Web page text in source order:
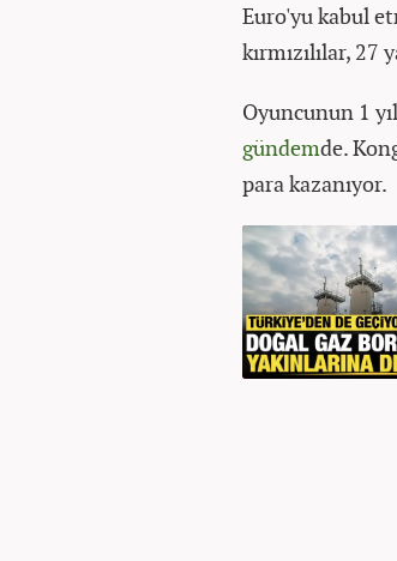
Euro'yu kabul
kırmızılılar,
Oyuncunun 1
gündemde.
para kazanıyor.